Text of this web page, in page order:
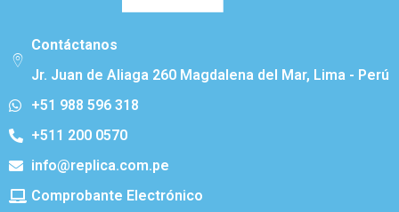
Contáctanos
Jr. Juan de Aliaga 260 Magdalena del Mar, Lima - Perú
+51 988 596 318
+511 200 0570
info@replica.com.pe
Comprobante Electrónico